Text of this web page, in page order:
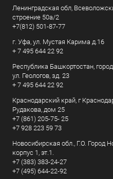
Ленинградская обл,
строение 50а/2
+7(812) 501-87-77
г. Уфа, ул. Мустая Карима д.16
+ 7 495 644 22 92
Республика Башкортостан,
ул. Геологов, зд. 23
+ 7 495 644 22 92
Краснодарский край, г
Рудакова, дом 25
+7 (861) 205-75- 25
+7 928 223 59 73
Новосибирская обл., Г.О. Город
корпус 1, эт.1.
+7 (383) 383-24-27
+7 (495) 644-22-92